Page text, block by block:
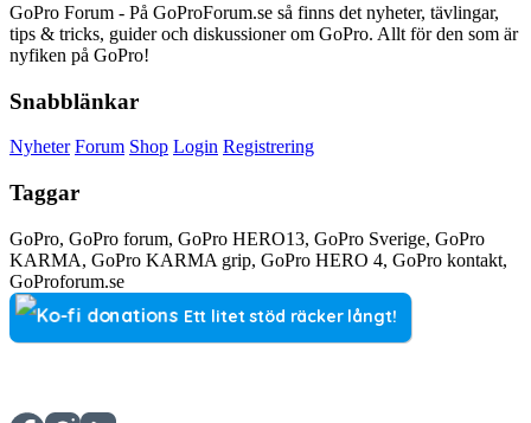
GoPro Forum - På GoProForum.se så finns det nyheter, tävlingar,
tips & tricks, guider och diskussioner om GoPro. Allt för den som är
nyfiken på GoPro!
Snabblänkar
Nyheter Forum Shop Login Registrering
Taggar
GoPro, GoPro forum, GoPro HERO13, GoPro Sverige, GoPro
KARMA, GoPro KARMA grip, GoPro HERO 4, GoPro kontakt,
GoProforum.se
Ett litet stöd räcker långt!